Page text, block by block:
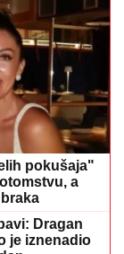
pokušaja"
a
Dragan
je iznenadio